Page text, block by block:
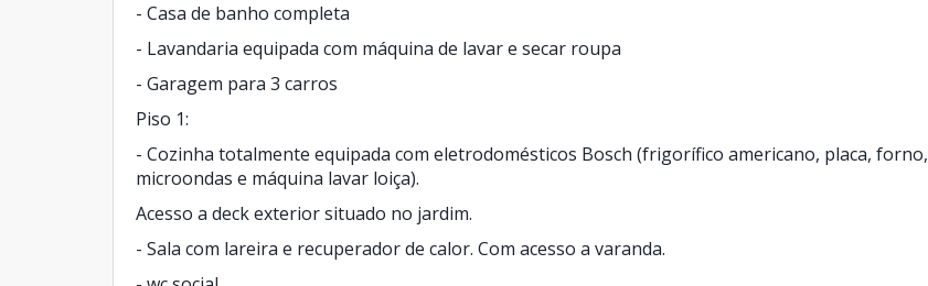
- Casa de banho completa
- Lavandaria equipada com máquina de lavar e secar roupa
- Garagem para 3 carros
Piso 1:
- Cozinha totalmente equipada com eletrodomésticos Bosch (frigorífico americano, placa, forno,
microondas e máquina lavar loiça).
Acesso a deck exterior situado no jardim.
- Sala com lareira e recuperador de calor. Com acesso a varanda.